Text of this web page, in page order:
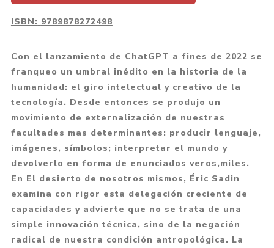
ISBN: 9789878272498
Con el lanzamiento de ChatGPT a fines de 2022 se
franqueo un umbral inédito en la historia de la
humanidad: el giro intelectual y creativo de la
tecnología. Desde entonces se produjo un
movimiento de externalización de nuestras
facultades mas determinantes: producir lenguaje,
imágenes, símbolos; interpretar el mundo y
devolverlo en forma de enunciados veros,miles.
En El desierto de nosotros mismos, Éric Sadin
examina con rigor esta delegación creciente de
capacidades y advierte que no se trata de una
simple innovación técnica, sino de la negación
radical de nuestra condición antropológica. La